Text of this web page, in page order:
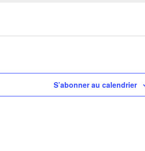
S’abonner au calendrier